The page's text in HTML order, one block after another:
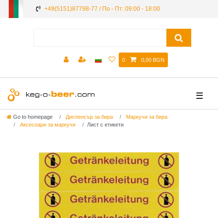
+49(5151)87798-77 / По - Пт: 09:00 - 18:00
0 0,00 BGN
☰
Go to homepage Диспенсър за бира
Маркучи за бира
Аксесоари за маркучи
Лист с етикети